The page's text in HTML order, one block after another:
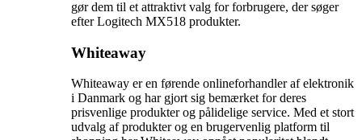
gør dem til et attraktivt valg for forbrugere, der søger
efter Logitech MX518 produkter.
Whiteaway
Whiteaway er en førende onlineforhandler af elektronik
i Danmark og har gjort sig bemærket for deres
prisvenlige produkter og pålidelige service. Med et stort
udvalg af produkter og en brugervenlig platform til